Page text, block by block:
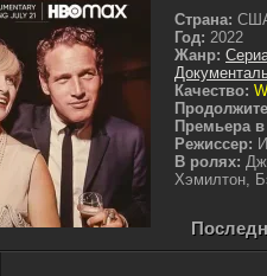
Страна:
Год: 2022
Жанр:
Качество:
Премьера
Режиссер:
В ролях:
Хэмилтон,